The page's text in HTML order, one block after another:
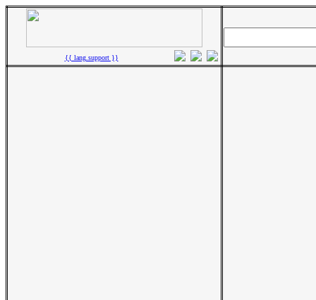
{{ lang.support }}